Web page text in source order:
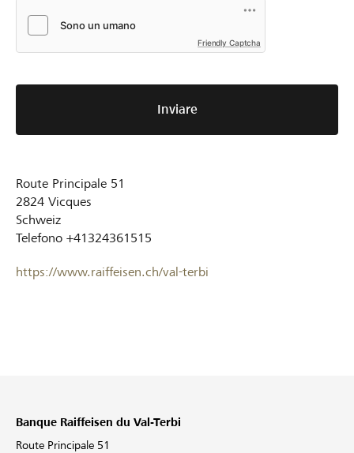
Friendly Captcha
Inviare
Route Principale 51
2824 Vicques
Schweiz
Telefono +41324361515
https://www.raiffeisen.ch/val-terbi
Banque Raiffeisen du Val-Terbi
Route Principale 51